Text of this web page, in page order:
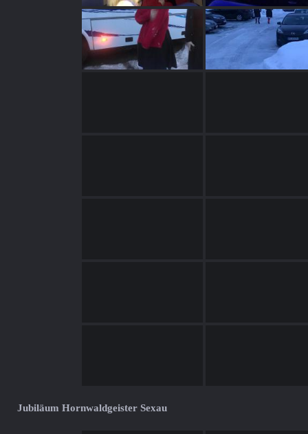
Jubiläum Hornwaldgeister Sexau